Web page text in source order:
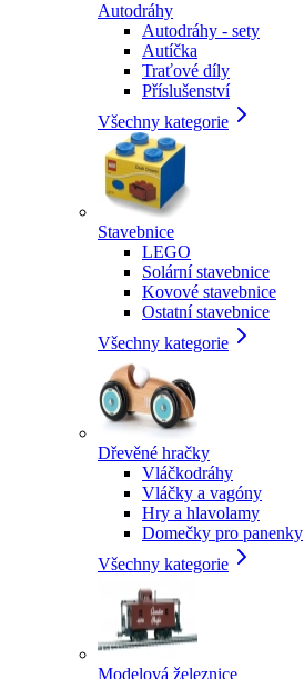
Autodráhy
Autodráhy - sety
Autíčka
Traťové díly
Příslušenství
Všechny kategorie
Stavebnice
LEGO
Solární stavebnice
Kovové stavebnice
Ostatní stavebnice
Všechny kategorie
Dřevěné hračky
Vláčkodráhy
Vláčky a vagóny
Hry a hlavolamy
Domečky pro panenky
Všechny kategorie
Modelová železnice